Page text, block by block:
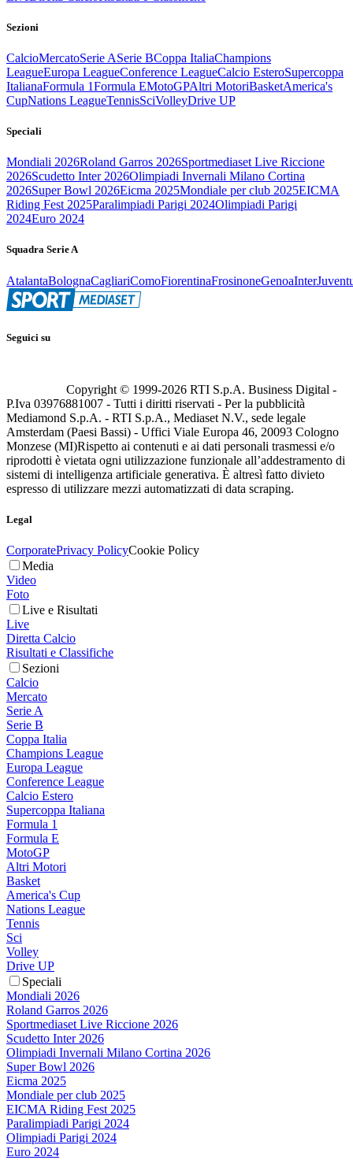
Sezioni
CalcioMercatoSerie ASerie BCoppa ItaliaChampions
LeagueEuropa LeagueConference LeagueCalcio EsteroSupercoppa
ItalianaFormula 1Formula EMotoGPAltri MotoriBasketAmerica's
CupNations LeagueTennisSciVolleyDrive UP
Speciali
Mondiali 2026Roland Garros 2026Sportmediaset Live Riccione
2026Scudetto Inter 2026Olimpiadi Invernali Milano Cortina
2026Super Bowl 2026Eicma 2025Mondiale per club 2025EICMA
Riding Fest 2025Paralimpiadi Parigi 2024Olimpiadi Parigi
2024Euro 2024
Squadra Serie A
AtalantaBolognaCagliariComoFiorentinaFrosinoneGenoaInter
Seguici su
Copyright © 1999-2026 RTI S.p.A. Business Digital -
P.Iva 03976881007 - Tutti i diritti riservati - Per la pubblicità
Mediamond S.p.A. - RTI S.p.A., Mediaset N.V., sede legale
Amsterdam (Paesi Bassi) - Uffici Viale Europa 46, 20093 Cologno
Monzese (MI)Rispetto ai contenuti e ai dati personali trasmessi e/o
riprodotti è vietata ogni utilizzazione funzionale all’addestramento di
sistemi di intelligenza artificiale generativa. È altresì fatto divieto
espresso di utilizzare mezzi automatizzati di data scraping.
Legal
CorporatePrivacy PolicyCookie Policy
Media
Video
Foto
Live e Risultati
Live
Diretta Calcio
Risultati e Classifiche
Sezioni
Calcio
Mercato
Serie A
Serie B
Coppa Italia
Champions League
Europa League
Conference League
Calcio Estero
Supercoppa Italiana
Formula 1
Formula E
MotoGP
Altri Motori
Basket
America's Cup
Nations League
Tennis
Sci
Volley
Drive UP
Speciali
Mondiali 2026
Roland Garros 2026
Sportmediaset Live Riccione 2026
Scudetto Inter 2026
Olimpiadi Invernali Milano Cortina 2026
Super Bowl 2026
Eicma 2025
Mondiale per club 2025
EICMA Riding Fest 2025
Paralimpiadi Parigi 2024
Olimpiadi Parigi 2024
Euro 2024